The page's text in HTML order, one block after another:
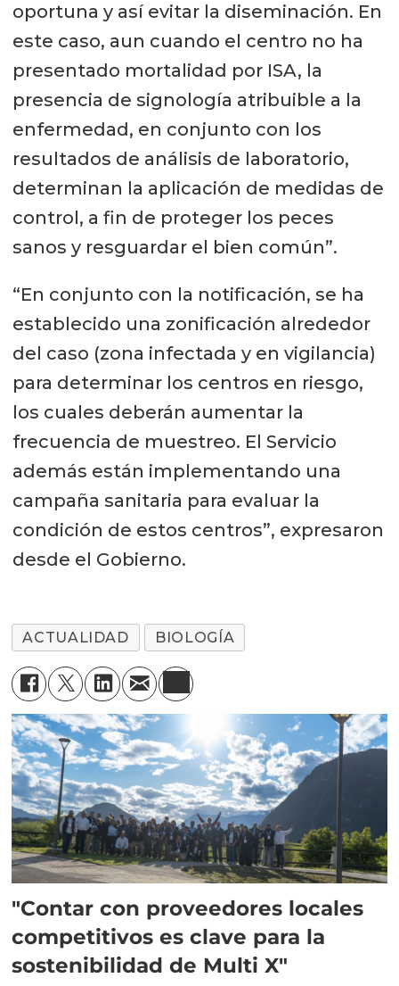
oportuna y así evitar la diseminación. En
este caso, aun cuando el centro no ha
presentado mortalidad por ISA, la
presencia de signología atribuible a la
enfermedad, en conjunto con los
resultados de análisis de laboratorio,
determinan la aplicación de medidas de
control, a fin de proteger los peces
sanos y resguardar el bien común”.
“En conjunto con la notificación, se ha
establecido una zonificación alrededor
del caso (zona infectada y en vigilancia)
para determinar los centros en riesgo,
los cuales deberán aumentar la
frecuencia de muestreo. El Servicio
además están implementando una
campaña sanitaria para evaluar la
condición de estos centros”, expresaron
desde el Gobierno.
ACTUALIDAD BIOLOGÍA
"Contar con proveedores locales
competitivos es clave para la
sostenibilidad de Multi X"